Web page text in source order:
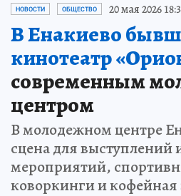
НОВОСТИ ОБЩЕСТВО 20 мая 2026
В Енакиево
кинотеатр
современным
центром
В молодежном центре
сцена для выступлений
мероприятий,
коворкинги и кофейная